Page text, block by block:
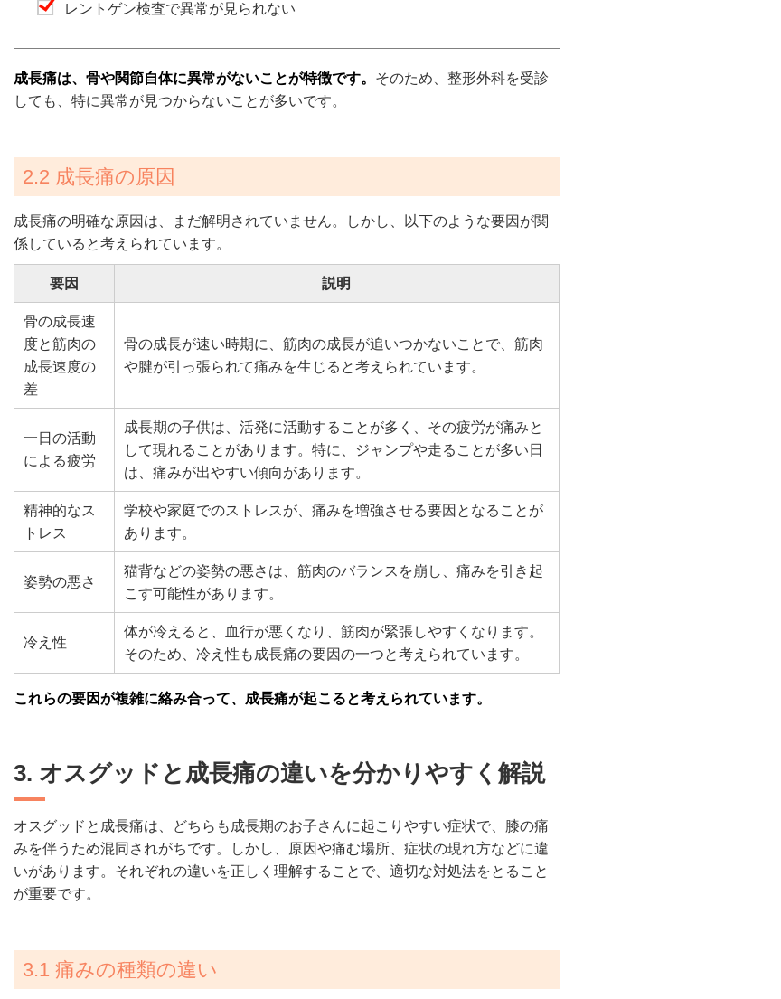
レントゲン検査で異常が見られない
成長痛は、骨や関節自体に異常がないことが特徴です。 そのため、整形外科を受診
しても、特に異常が見つからないことが多いです。
2.2 成長痛の原因
成長痛の明確な原因は、まだ解明されていません。しかし、以下のような要因が関
係していると考えられています。
要因 説明
骨の成長速
度と筋肉の
成長速度の
差
骨の成長が速い時期に、筋肉の成長が追いつかないことで、筋肉
や腱が引っ張られて痛みを生じると考えられています。
一日の活動
による疲労
成長期の子供は、活発に活動することが多く、その疲労が痛みと
して現れることがあります。特に、ジャンプや走ることが多い日
は、痛みが出やすい傾向があります。
精神的なス
トレス
学校や家庭でのストレスが、痛みを増強させる要因となることが
あります。
姿勢の悪さ
猫背などの姿勢の悪さは、筋肉のバランスを崩し、痛みを引き起
こす可能性があります。
冷え性
体が冷えると、血行が悪くなり、筋肉が緊張しやすくなります。
そのため、冷え性も成長痛の要因の一つと考えられています。
これらの要因が複雑に絡み合って、成長痛が起こると考えられています。
3. オスグッドと成長痛の違いを分かりやすく解説
オスグッドと成長痛は、どちらも成長期のお子さんに起こりやすい症状で、膝の痛
みを伴うため混同されがちです。しかし、原因や痛む場所、症状の現れ方などに違
いがあります。それぞれの違いを正しく理解することで、適切な対処法をとること
が重要です。
3.1 痛みの種類の違い